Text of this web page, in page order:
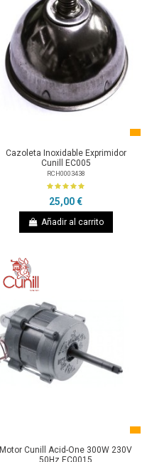
Cazoleta Inoxidable Exprimidor
Cunill EC005
RCH0003438
25,00 €
Añadir al carrito
Motor Cunill Acid-One 300W 230V